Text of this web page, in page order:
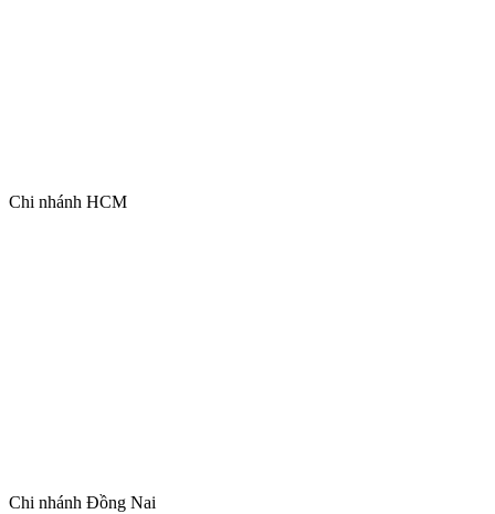
Chi nhánh HCM
Chi nhánh Đồng Nai